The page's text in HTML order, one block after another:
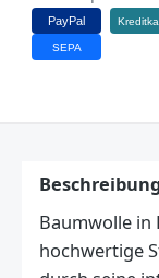
PayPal
SEPA
Beschreibung
Baumwolle in
hochwertige